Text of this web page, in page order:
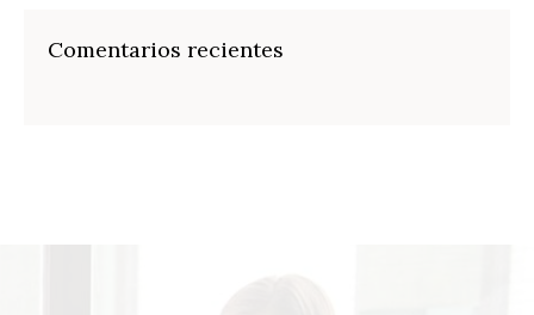
Comentarios recientes